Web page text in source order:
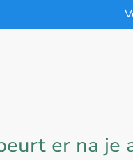
er na je